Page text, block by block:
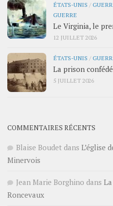
ÉTATS-UNIS /
GUERRE
Le Virginia, le
12 JUILLET 2026
ÉTATS-UNIS /
La prison
5 JUILLET 2026
COMMENTAIRES RÉCENTS
Blaise Boudet dans L’église
Minervois
Jean Marie Borghino dans
Roncevaux